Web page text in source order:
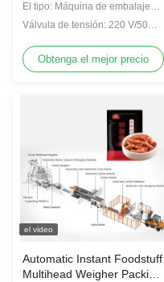
El tipo: Máquina de embalaje
multifunción
Válvula de tensión: 220 V/50
Obtenga el mejor precio
el video
Automatic Instant Foodstuff
Multihead Weigher Packing